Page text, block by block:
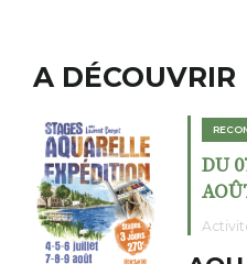
A DÉCOUVRIR